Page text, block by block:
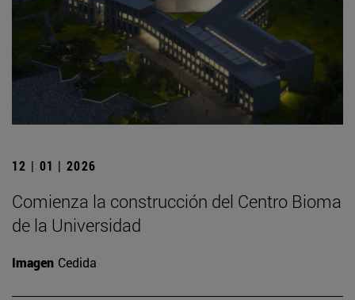
12 | 01 | 2026
Comienza la construcción del Centro Bioma
de la Universidad
Imagen Cedida